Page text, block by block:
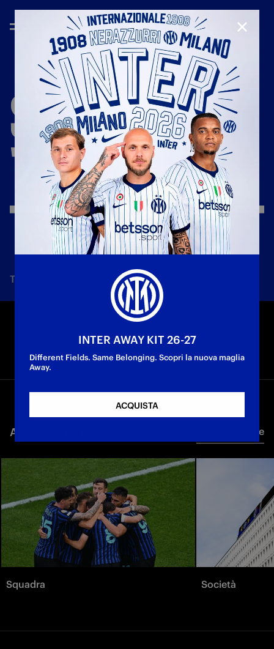
STAGIONE
'23/'24
Tutte le notizie Squadra Società
ALTRE NOTIZIE Tutte le notizie
Squadra Società
INTER AWAY KIT 26-27
Different Fields. Same Belonging. Scopri la nuova maglia
Away.
ACQUISTA